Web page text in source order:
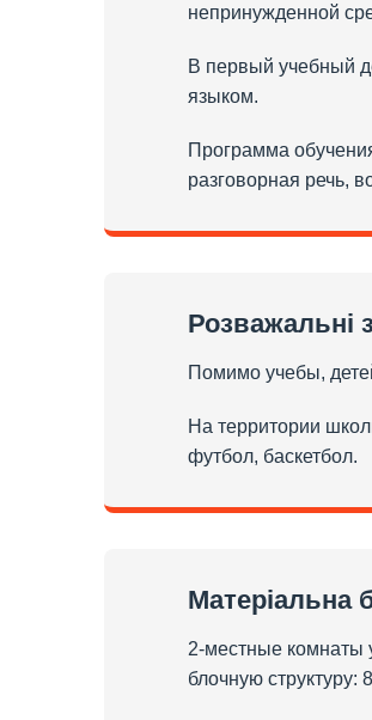
непринужденной
В первый учебный
языком.
Программа
разговорная речь,
Розважальні
Помимо учебы,
На территории
футбол, баскетбол.
Матеріальна
2-местные комнаты
блочную структуру: